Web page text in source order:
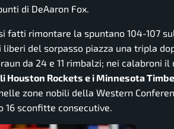
di DeAaron Fox.
fatti rimontare la spuntano 104-107
del sorpasso piazza una tripla
da 24 e 11 rimbalzi; nei calabroni
Houston Rockets e i Minnesota
zone nobili della Western
sconfitte consecutive.